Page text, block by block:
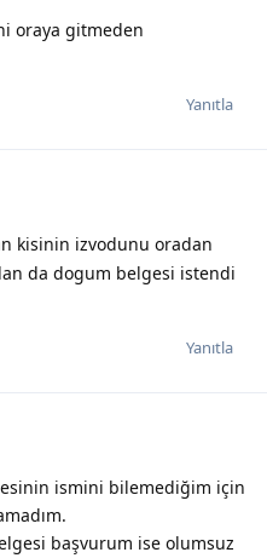
oraya gitmeden
Yanıtla
kisinin izvodunu oradan
da dogum belgesi istendi
Yanıtla
ismini bilemediğim için
başvurum ise olumsuz